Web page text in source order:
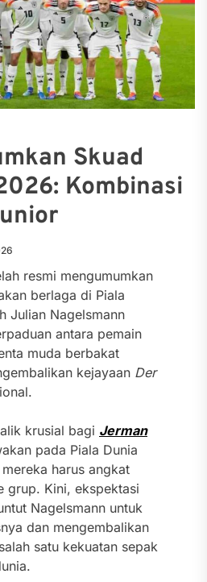
Skuad
Kombinasi
resmi mengumumkan
berlaga di Piala
Julian Nagelsmann
antara pemain
muda berbakat
kejayaan Der
krusial bagi Jerman
pada Piala Dunia
harus angkat
grup. Kini, ekspektasi
Nagelsmann untuk
dan mengembalikan
satu kekuatan sepak